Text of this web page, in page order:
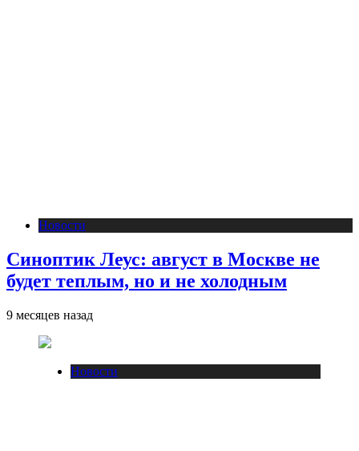
Новости
Синоптик Леус: август в Москве не
будет теплым, но и не холодным
9 месяцев назад
Новости